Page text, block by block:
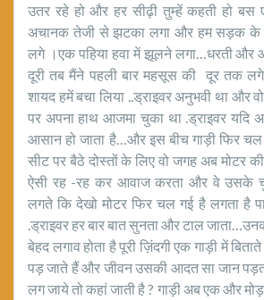
उतर रहे हो और हर सीढ़ी तुम्हें कहती हो
अचानक तेजी से झटका लगा और हम सड़क के
लगे ।एक पहिया हवा में झूलने लगा…धरती और
दूरी तब मैंने पहली बार महसूस की दूर तक
शायद हमें बचा लिया ..ड्राइवर अनुभवी था और
पर अपना हाथ आजमा चुका था .ड्राइवर यदि
आसान हो जाता है…और इस बीच गाड़ी फिर
सीट पर बैठे दोस्तों के लिए वो जगह अब मोटर
ऐसी रह -रह कर आवाज करता और वे उसके
लगते कि देखो मोटर फिर चल गई है लगता है
.ड्राइवर हर बार बात सुनता और टाल
बेहद लगाव होता है पूरी ज़िंदगी एक गाड़ी में
पड़ जाते हैं और जीवन उसकी आदत सा जान
लग जाये तो कहां जाती है ? गाड़ी अब एक और